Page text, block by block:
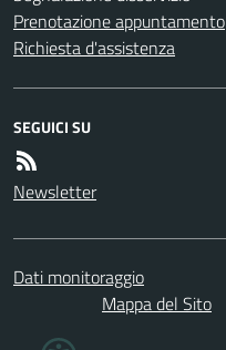
Prenotazione appuntamento
Richiesta d'assistenza
SEGUICI SU
Newsletter
Dati monitoraggio
Mappa del Sito